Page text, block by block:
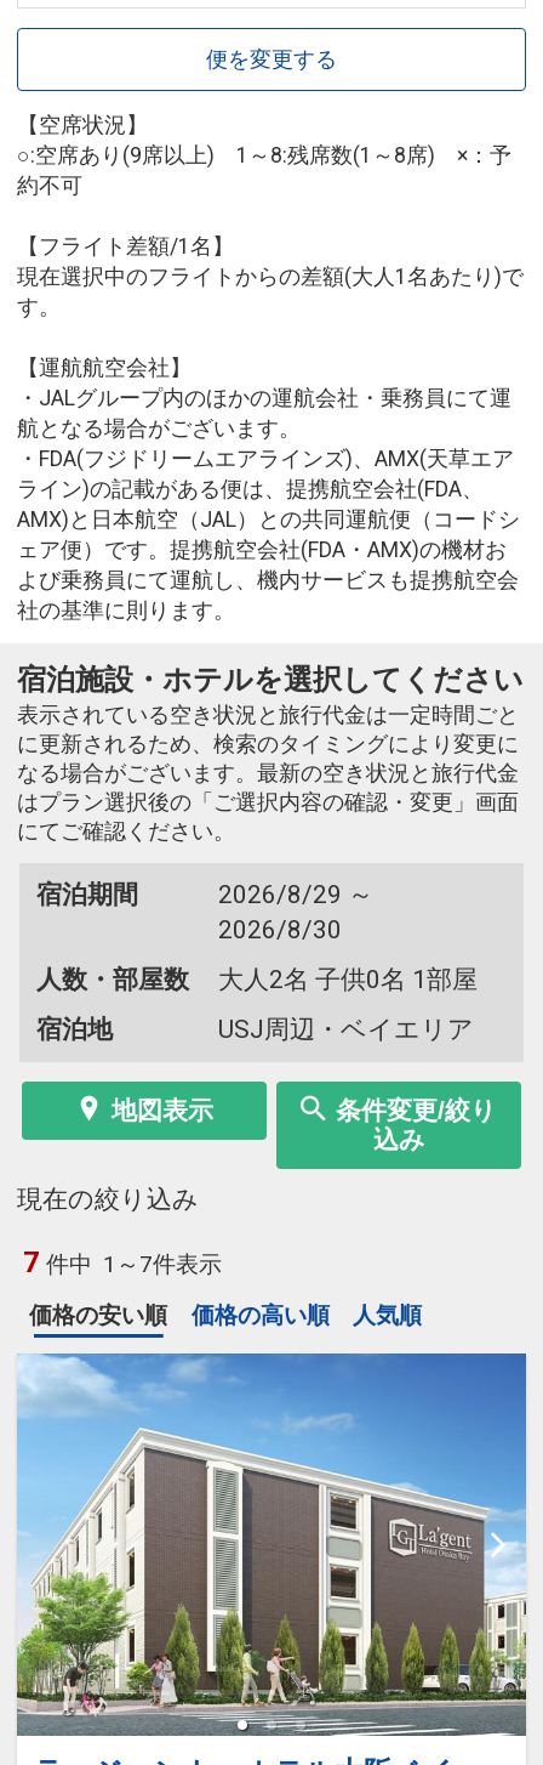
便を変更する
【空席状況】
○:空席あり(9席以上) 1～8:残席数(1～8席) ×：予
約不可
【フライト差額/1名】
現在選択中のフライトからの差額(大人1名あたり)で
す。
【運航航空会社】
・JALグループ内のほかの運航会社・乗務員にて運
航となる場合がございます。
・FDA(フジドリームエアラインズ)、AMX(天草エア
ライン)の記載がある便は、提携航空会社(FDA、
AMX)と日本航空（JAL）との共同運航便（コードシ
ェア便）です。提携航空会社(FDA・AMX)の機材お
よび乗務員にて運航し、機内サービスも提携航空会
社の基準に則ります。
宿泊施設・ホテルを選択してください
表示されている空き状況と旅行代金は一定時間ごと
に更新されるため、検索のタイミングにより変更に
なる場合がございます。最新の空き状況と旅行代金
はプラン選択後の「ご選択内容の確認・変更」画面
にてご確認ください。
宿泊期間
2026/8/29 ～
2026/8/30
人数・部屋数
大人2名 子供0名 1部屋
宿泊地
USJ周辺・ベイエリア
地図表示
条件変更/絞り
込み
現在の絞り込み
7 件中 1～7件表示
価格の安い順
価格の高い順 人気順